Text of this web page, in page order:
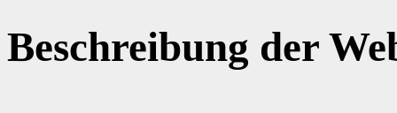
Beschreibung der